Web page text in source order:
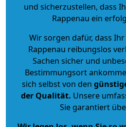
und sicherzustellen, dass
Rappenau ein
Wir sorgen dafür, dass
Rappenau reibungslos
Sachen sicher und
Bestimmungsort
sich selbst von den
der Qualität. Unsere
Sie garantiert